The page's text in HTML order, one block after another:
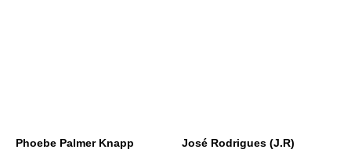
Phoebe Palmer Knapp José Rodrigues (J.R)